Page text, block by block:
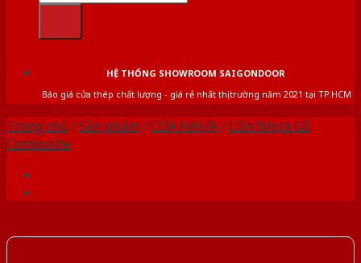
HỆ THỐNG SHOWROOM SAIGONDOOR
Báo giá cửa thép chất lượng - giá rẻ nhất thị trường năm 2021 tại TP.HCM
Trang chủ /Sản phẩm /CỬA NHỰA/Cửa Nhựa Gỗ
Composite